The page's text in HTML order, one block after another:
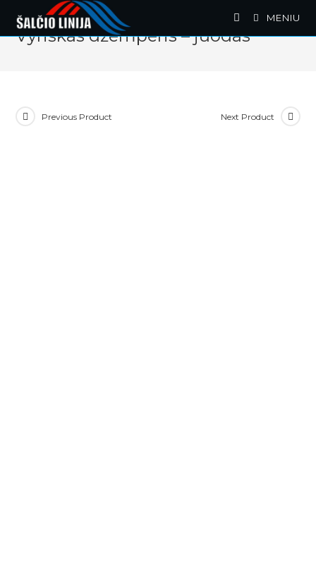
content
MENIU
Vyriškas džemperis – juodas
Previous Product Next Product